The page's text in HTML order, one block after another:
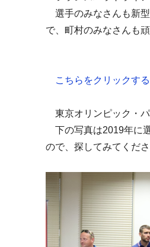
選手のみなさんも新
で、町村のみなさんも
こちらをクリックす
東京オリンピック・
下の写真は2019年に
ので、探してみてくださ